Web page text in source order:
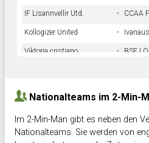
IF Lisannvellir Utd. - CCAA
Kollogizer United -
Viktoria cristiano - BSF
Nationalteams im 2-Min-
Im 2-Min-Man gibt es neben den
Nationalteams. Sie werden von